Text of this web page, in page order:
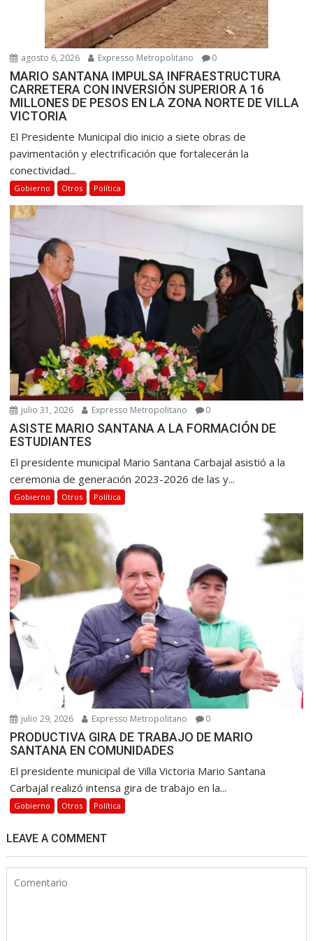
agosto 6, 2026 Expresso Metropolitano 0
MARIO SANTANA IMPULSA INFRAESTRUCTURA
CARRETERA CON INVERSIÓN SUPERIOR A 16
MILLONES DE PESOS EN LA ZONA NORTE DE VILLA
VICTORIA
El Presidente Municipal dio inicio a siete obras de
pavimentación y electrificación que fortalecerán la
conectividad...
Gobierno Otros Política
julio 31, 2026 Expresso Metropolitano 0
ASISTE MARIO SANTANA A LA FORMACIÓN DE
ESTUDIANTES
El presidente municipal Mario Santana Carbajal asistió a la
ceremonia de generación 2023-2026 de las y...
Gobierno Otros Política
julio 29, 2026 Expresso Metropolitano 0
PRODUCTIVA GIRA DE TRABAJO DE MARIO
SANTANA EN COMUNIDADES
El presidente municipal de Villa Victoria Mario Santana
Carbajal realizó intensa gira de trabajo en la...
Gobierno Otros Política
LEAVE A COMMENT